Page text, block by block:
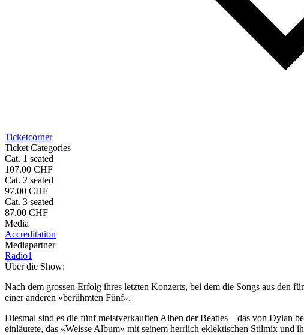
Ticketcorner
Ticket Categories
Cat. 1 seated
107.00 CHF
Cat. 2 seated
97.00 CHF
Cat. 3 seated
87.00 CHF
Media
Accreditation
Mediapartner
Radio1
Über die Show:
Nach dem grossen Erfolg ihres letzten Konzerts, bei dem die Songs aus den
einer anderen «berühmten Fünf».
Diesmal sind es die fünf meistverkauften Alben der Beatles – das von Dylan
einläutete, das «Weisse Album» mit seinem herrlich eklektischen Stilmix und